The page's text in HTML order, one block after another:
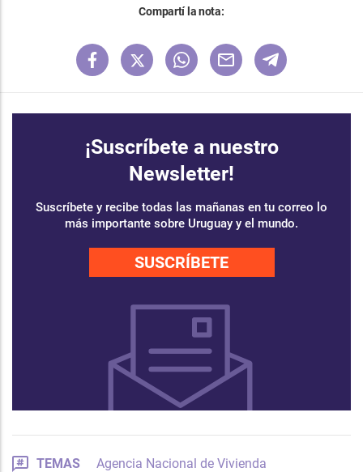
Compartí la nota:
¡Suscríbete a nuestro
Newsletter!
Suscríbete y recibe todas las mañanas en tu correo lo
más importante sobre Uruguay y el mundo.
SUSCRÍBETE
TEMAS
Agencia Nacional de Vivienda